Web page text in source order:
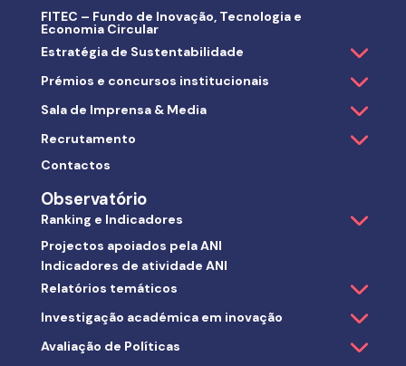
FITEC – Fundo de Inovação, Tecnologia e
Economia Circular
Estratégia de Sustentabilidade
Prémios e concursos institucionais
Sala de Imprensa & Media
Recrutamento
Contactos
Observatório
Ranking e Indicadores
Projectos apoiados pela ANI
Indicadores de atividade ANI
Relatórios temáticos
Investigação académica em inovação
Avaliação de Políticas